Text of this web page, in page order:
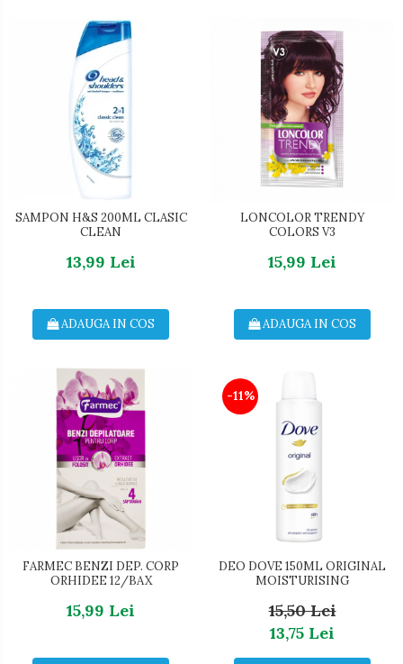
SAMPON H&S 200ML CLASIC
CLEAN
13,99 Lei
ADAUGA IN COS
LONCOLOR TRENDY
COLORS V3
15,99 Lei
ADAUGA IN COS
FARMEC BENZI DEP. CORP
ORHIDEE 12/BAX
15,99 Lei
-11%
DEO DOVE 150ML ORIGINAL
MOISTURISING
15,50 Lei
13,75 Lei